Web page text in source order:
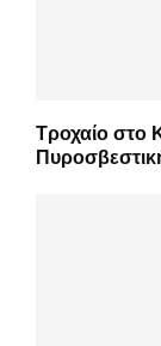
Τροχαίο στο